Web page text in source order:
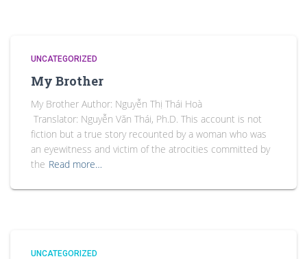
UNCATEGORIZED
My Brother
My Brother Author: Nguyễn Thị Thái Hoà
Translator: Nguyễn Văn Thái, Ph.D. This account is not
fiction but a true story recounted by a woman who was
an eyewitness and victim of the atrocities committed by
the Read more…
UNCATEGORIZED